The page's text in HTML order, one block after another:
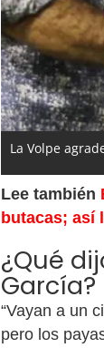
La Volpe
Lee también
butacas; así
¿Qué
García?
“Vayan a un
pero los